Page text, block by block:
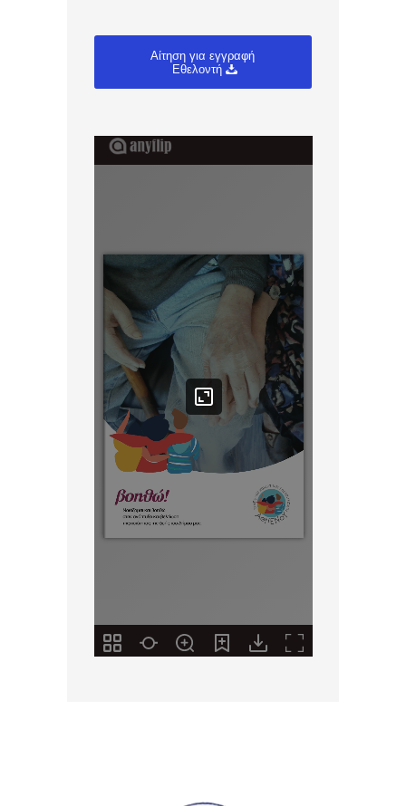
Αίτηση για εγγραφή
Εθελοντή